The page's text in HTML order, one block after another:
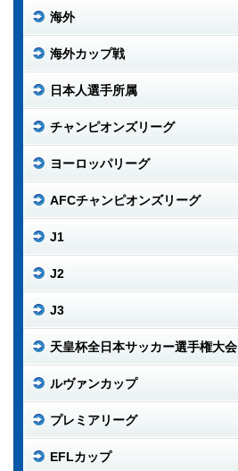
海外
海外カップ戦
日本人選手所属
チャンピオンズリーグ
ヨーロッパリーグ
AFCチャンピオンズリーグ
J1
J2
J3
天皇杯全日本サッカー選手権大会
ルヴァンカップ
プレミアリーグ
EFLカップ